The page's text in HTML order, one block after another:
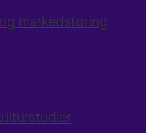
markedsføring